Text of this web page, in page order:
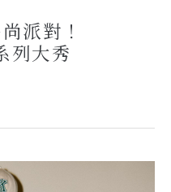
派對！
列大秀